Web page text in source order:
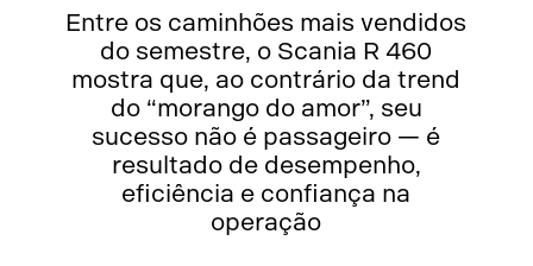
Entre os caminhões mais vendidos
do semestre, o Scania R 460
mostra que, ao contrário da trend
do “morango do amor”, seu
sucesso não é passageiro — é
resultado de desempenho,
eficiência e confiança na
operação